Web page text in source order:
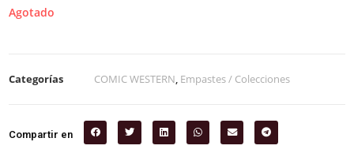
Agotado
Categorías COMIC WESTERN, Empastes / Colecciones
Compartir en